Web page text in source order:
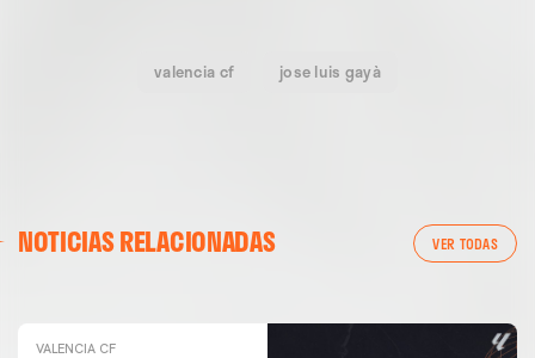
valencia cf jose luis gayà
NOTICIAS RELACIONADAS VER TODAS
ENTRENAMIENTO DEL VALENCIA CF 04/03/26
VALENCIA CF